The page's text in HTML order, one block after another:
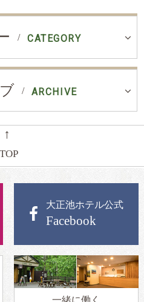
CATEGORY
ARCHIVE
←
TOP
大正池ホテル公式
Facebook